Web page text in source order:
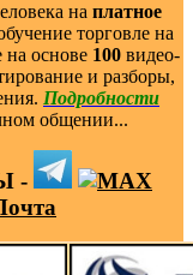
на платное
торговле на
основе 100видео-
и разборы,
Подробности
общении...
-